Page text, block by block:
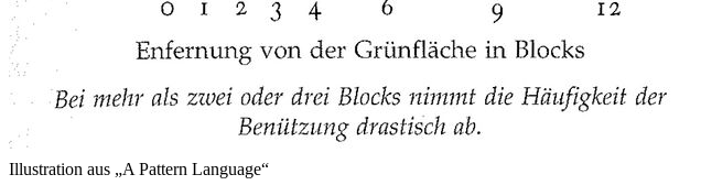
Illustration aus „A Pattern Language“